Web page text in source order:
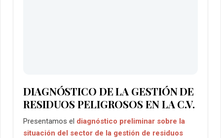
DIAGNÓSTICO DE LA GESTIÓN DE
RESIDUOS PELIGROSOS EN LA C.V.
Presentamos el diagnóstico preliminar sobre la
situación del sector de la gestión de residuos